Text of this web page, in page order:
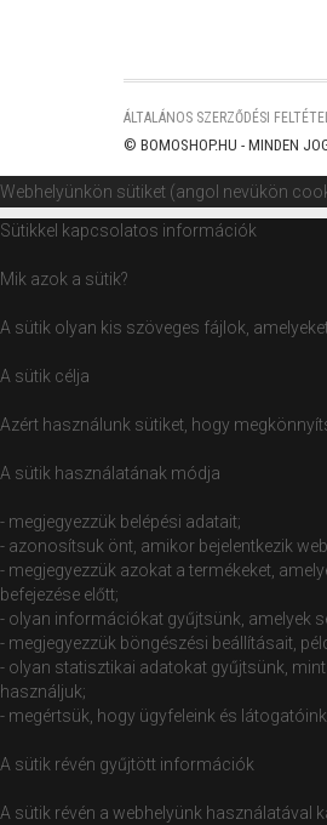
ÁLTALÁNOS SZERZŐDÉSI
© BOMOSHOP.HU - MINDEN
Webhelyünkön sütiket (angol nevükön
Sütikkel kapcsolatos információk
Mik azok a sütik?
A sütik olyan kis szöveges fájlok,
A sütik célja
Azért használunk sütiket, hogy
A sütik használatának módja
- megjegyezzük belépési adatait;
- azonosítsuk önt, amikor bejelentkezik
- megjegyezzük azokat a termékeket,
befejezése előtt;
- olyan információkat gyűjtsünk, amelyek
- megjegyezzük böngészési beállításait,
- olyan statisztikai adatokat gyűjtsünk,
használjuk;
- megértsük, hogy ügyfeleink és
A sütik révén gyűjtött információk
A sütik révén a webhelyünk